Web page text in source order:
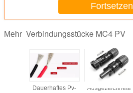
Fortsetzen
Mehr Verbindungsstücke MC4 PV
Dauerhaftes Pv-
Ausgezeichnete